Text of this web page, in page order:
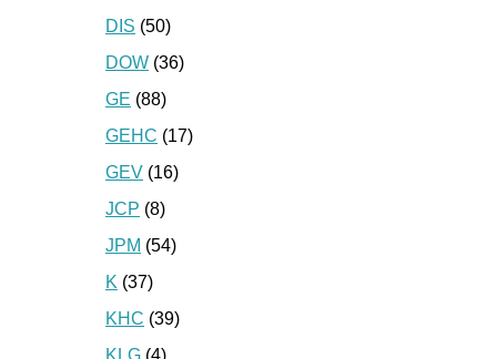
DIS (50)
DOW (36)
GE (88)
GEHC (17)
GEV (16)
JCP (8)
JPM (54)
K (37)
KHC (39)
KLG (4)